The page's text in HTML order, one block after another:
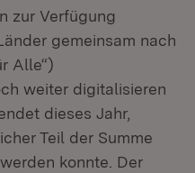
zur Verfügung
gemeinsam nach
Alle“)
weiter digitalisieren
dieses Jahr,
Teil der Summe
konnte. Der